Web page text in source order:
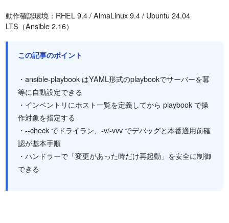
動作確認環境：RHEL 9.4 / AlmaLinux 9.4 / Ubuntu 24.04
LTS（Ansible 2.16）
この記事のポイント
・ansible-playbook はYAML形式のplaybookでサーバーを冪
等に自動設定できる
・インベントリにホスト一覧を定義してから playbook で操
作対象を指定する
・--check でドライラン、-v/-vvv でデバッグと本番適用前確
認が基本手順
・ハンドラーで「変更があった時だけ再起動」を安全に制御
できる